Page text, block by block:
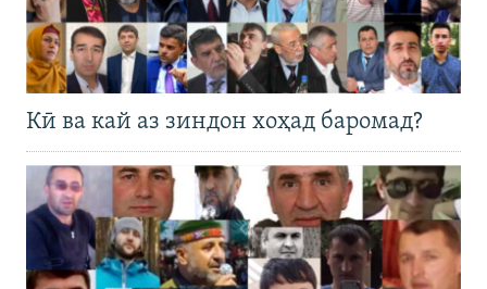
Кӣ ва кай аз зиндон хоҳад баромад?